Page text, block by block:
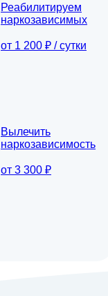
Реабилитируем
наркозависимых
от 1 200 ₽ / сутки
Вылечить
наркозависимость
от 3 300 ₽